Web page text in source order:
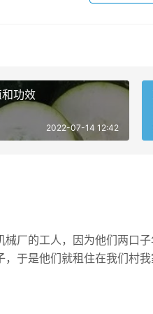
功效
2022-07-14 12:42
厂的工人，因为他们两口
于是他们就租住在我们村